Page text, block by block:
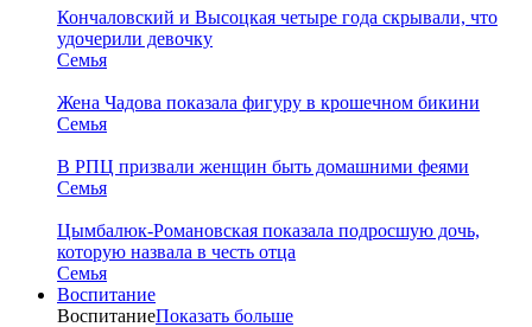
Кончаловский и Высоцкая четыре года скрывали, что
удочерили девочку
Семья
Жена Чадова показала фигуру в крошечном бикини
Семья
В РПЦ призвали женщин быть домашними феями
Семья
Цымбалюк-Романовская показала подросшую дочь,
которую назвала в честь отца
Семья
Воспитание
ВоспитаниеПоказать больше